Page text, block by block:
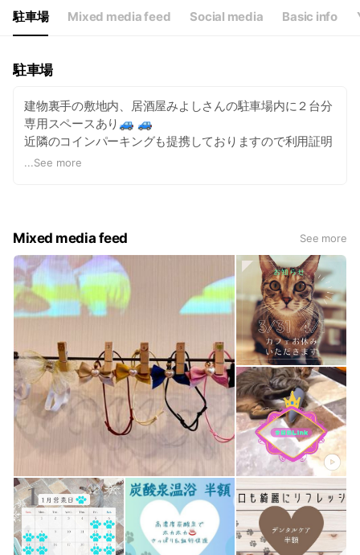
Sat 09:00 - 19:00
木曜定休日🐕‍🦺
駐車場 Mixed media feed Social media Basic info
駐車場
建物裏手の敷地内、居酒屋みよしさんの駐車場内に２台分
専用スペースあり🚙 🚙
近隣のコインパーキングも提携しておりますので利用証明
をご提示下さい🅿️
...See more
Mixed media feed See more